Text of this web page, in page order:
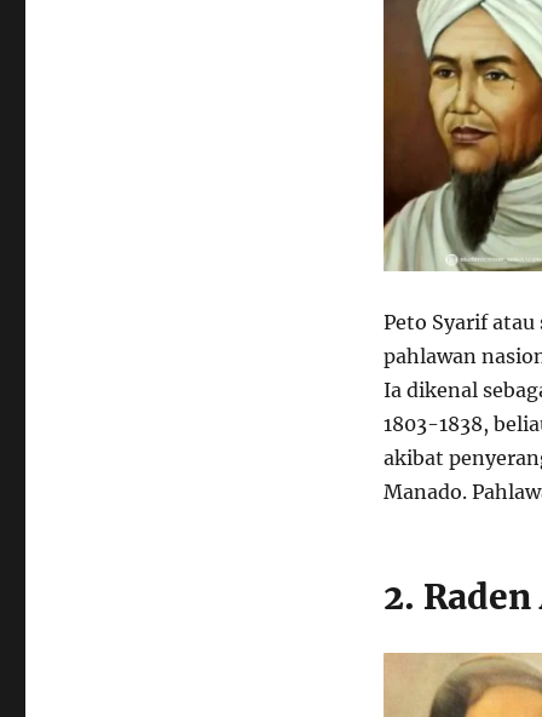
Peto Syarif
pahlawan
Ia dikenal
1803-1838,
akibat
Manado.
2.